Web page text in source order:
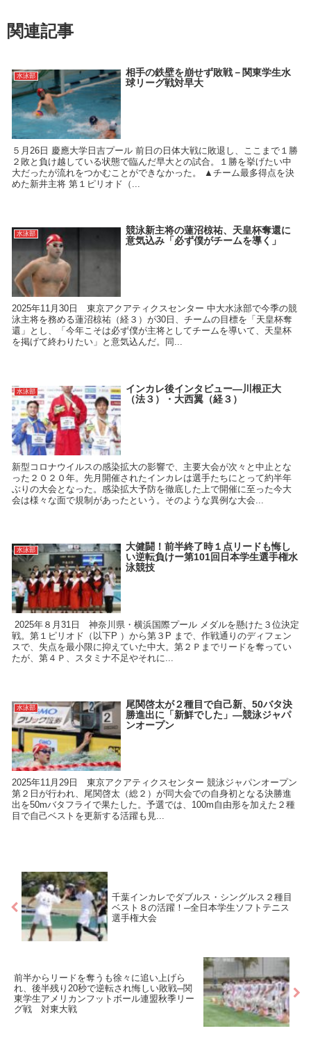
関連記事
水泳部
相手の鉄壁を崩せず敗戦－関東学生水
球リーグ戦対早大
５月26日 慶應大学日吉プール 前日の日体大戦に敗退し、ここまで１勝
２敗と負け越している状態で臨んだ早大との試合。１勝を挙げたい中
大だったが流れをつかむことができなかった。 ▲チーム最多得点を決
めた新井主将 第１ピリオド（...
水泳部
競泳新主将の蓮沼椋祐、天皇杯奪還に
意気込み「必ず僕がチームを導く」
2025年11月30日 東京アクアティクスセンター 中大水泳部で今季の競
泳主将を務める蓮沼椋祐（経３）が30日、チームの目標を「天皇杯奪
還」とし、「今年こそは必ず僕が主将としてチームを導いて、天皇杯
を掲げて終わりたい」と意気込んだ。同...
水泳部
インカレ後インタビュー―川根正大
（法３）・大西翼（経３）
新型コロナウイルスの感染拡大の影響で、主要大会が次々と中止とな
った２０２０年。先月開催されたインカレは選手たちにとって約半年
ぶりの大会となった。感染拡大予防を徹底した上で開催に至った今大
会は様々な面で規制があったという。そのような異例な大会...
水泳部
大健闘！前半終了時１点リードも悔し
い逆転負けー第101回日本学生選手権水
泳競技
2025年８月31日 神奈川県・横浜国際プール メダルを懸けた３位決定
戦。第１ピリオド（以下P ）から第３P まで、作戦通りのディフェン
スで、失点を最小限に抑えていた中大。第２Ｐまでリードを奪ってい
たが、第４Ｐ、スタミナ不足やそれに...
水泳部
尾関啓太が２種目で自己新、50バタ決
勝進出に「新鮮でした」―競泳ジャパ
ンオープン
2025年11月29日 東京アクアティクスセンター 競泳ジャパンオープン
第２日が行われ、尾関啓太（総２）が同大会での自身初となる決勝進
出を50mバタフライで果たした。予選では、100m自由形を加えた２種
目で自己ベストを更新する活躍も見...
千葉インカレでダブルス・シングルス２種目
ベスト８の活躍！─全日本学生ソフトテニス
選手権大会
前半からリードを奪うも徐々に追い上げら
れ、後半残り20秒で逆転され悔しい敗戦─関
東学生アメリカンフットボール連盟秋季リー
グ戦 対東大戦